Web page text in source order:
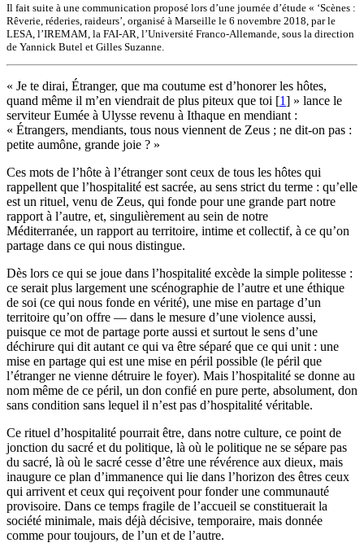
Il fait suite à une communication proposé lors d’une journée d’étude « ‘Scènes :
Rêverie, réderies, raideurs’, organisé à Marseille le 6 novembre 2018, par le
LESA, l’IREMAM, la FAI-AR, l’Université Franco-Allemande, sous la direction
de Yannick Butel et Gilles Suzanne.
« Je te dirai, Étranger, que ma coutume est d’honorer les hôtes,
quand même il m’en viendrait de plus piteux que toi [1] » lance le
serviteur Eumée à Ulysse revenu à Ithaque en mendiant :
« Étrangers, mendiants, tous nous viennent de Zeus ; ne dit-on pas :
petite aumône, grande joie ? »
Ces mots de l’hôte à l’étranger sont ceux de tous les hôtes qui
rappellent que l’hospitalité est sacrée, au sens strict du terme : qu’elle
est un rituel, venu de Zeus, qui fonde pour une grande part notre
rapport à l’autre, et, singulièrement au sein de notre
Méditerranée, un rapport au territoire, intime et collectif, à ce qu’on
partage dans ce qui nous distingue.
Dès lors ce qui se joue dans l’hospitalité excède la simple politesse :
ce serait plus largement une scénographie de l’autre et une éthique
de soi (ce qui nous fonde en vérité), une mise en partage d’un
territoire qu’on offre — dans le mesure d’une violence aussi,
puisque ce mot de partage porte aussi et surtout le sens d’une
déchirure qui dit autant ce qui va être séparé que ce qui unit : une
mise en partage qui est une mise en péril possible (le péril que
l’étranger ne vienne détruire le foyer). Mais l’hospitalité se donne au
nom même de ce péril, un don confié en pure perte, absolument, don
sans condition sans lequel il n’est pas d’hospitalité véritable.
Ce rituel d’hospitalité pourrait être, dans notre culture, ce point de
jonction du sacré et du politique, là où le politique ne se sépare pas
du sacré, là où le sacré cesse d’être une révérence aux dieux, mais
inaugure ce plan d’immanence qui lie dans l’horizon des êtres ceux
qui arrivent et ceux qui reçoivent pour fonder une communauté
provisoire. Dans ce temps fragile de l’accueil se constituerait la
société minimale, mais déjà décisive, temporaire, mais donnée
comme pour toujours, de l’un et de l’autre.